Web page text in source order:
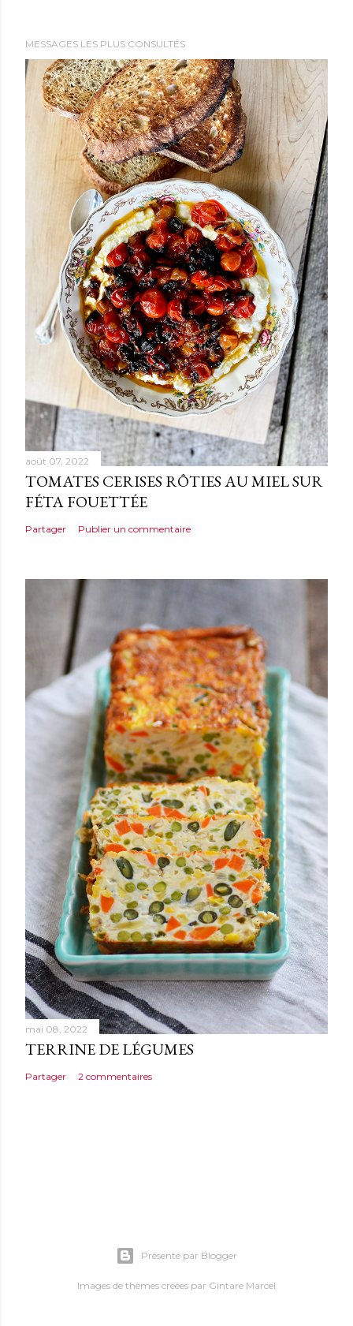
r
u
c
MESSAGES LES PLUS CONSULTÉS
août 07, 2022
TOMATES CERISES RÔTIES AU MIEL SUR
FÉTA FOUETTÉE
Partager Publier un commentaire
mai 08, 2022
TERRINE DE LÉGUMES
Partager 2 commentaires
Présenté par Blogger
Images de thèmes créées par Gintare Marcel